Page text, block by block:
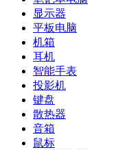
显示器
平板电脑
机箱
耳机
智能手表
投影机
键盘
散热器
音箱
鼠标